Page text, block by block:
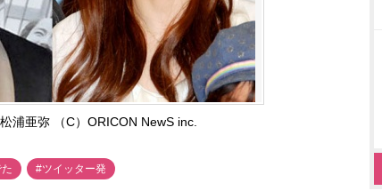
浦亜弥 （C）ORICON NewS inc.
#ツイッター発